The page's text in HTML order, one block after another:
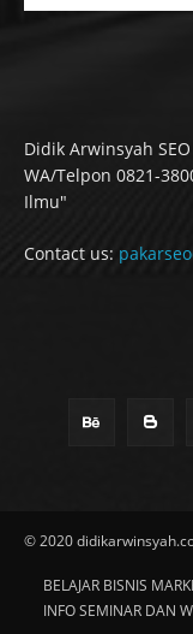
Didik Arwinsyah
WA/Telpon 0821-
Ilmu"
Contact us:
© 2020
BELAJAR BISNIS
INFO SEMINAR DAN